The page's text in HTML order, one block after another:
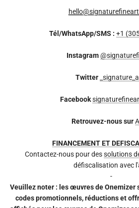
Tél/WhatsApp/SMS : +1
Instagram
Twitter
Facebook
Retrouvez-nous sur
FINANCEMENT ET
Contactez-nous pour dessolutions
défiscalisation avec
-
Veuillez noter : les œuvres de Onemizer
codes promotionnels, réductions et